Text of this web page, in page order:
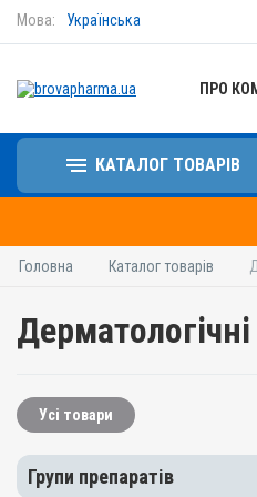
Мова: Українська
ПРО
КАТАЛОГ ТОВАРІВ
Головна Каталог товарів
Усі товари
Групи препаратів